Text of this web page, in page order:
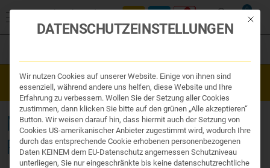
0
Organe & Organ Uhr
Traditionelle Medizin
Nahrungsergänzung
Kosmetik und Hygiene
Ihr Apotheker
Westend Online-Shop: Sicher, schnell und 24/7 für Sie da!
Gratisversand ab €50
MITTEL GEGEN
RAUCHVERLANGEN
Mit
DATENSCHUTZEINSTELLUNGEN
Wir nutzen Cookies auf unserer Website. Einige von ihnen sind
essenziell, während andere uns helfen, diese Website und Ihre
Erfahrung zu verbessern. Wollen Sie der Setzung aller Cookies
zustimmen, dann klicken Sie bitte auf den grünen „Alle akzeptieren“
Button. Wir weisen darauf hin, dass hiermit auch der Setzung von
Cookies US-amerikanischer Anbieter zugestimmt wird, wodurch Ihre
durch das entsprechende Cookie erhobenen personenbezogenen
Daten KEINEM dem EU-Datenschutz angemessen Schutzniveau
unterliegen, Sie nur eingeschränkte bis keine datenschutzrechtliche